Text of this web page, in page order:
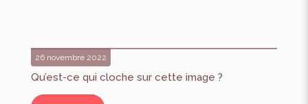
26 novembre 2022
Qu’est-ce qui cloche sur cette image ?